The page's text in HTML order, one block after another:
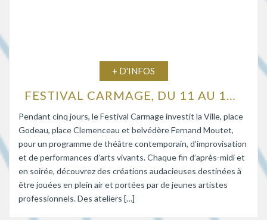
+ D'INFOS
Pendant cinq jours, le Festival Carmage investit la Ville, place
Godeau, place Clemenceau et belvédère Fernand Moutet,
pour un programme de théâtre contemporain, d’improvisation
et de performances d’arts vivants. Chaque fin d’après-midi et
en soirée, découvrez des créations audacieuses destinées à
être jouées en plein air et portées par de jeunes artistes
professionnels. Des ateliers […]